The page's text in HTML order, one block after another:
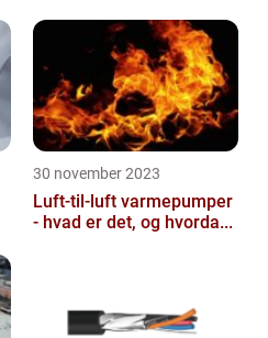
30 november 2023
Luft-til-luft varmepumper
- hvad er det, og hvorda...